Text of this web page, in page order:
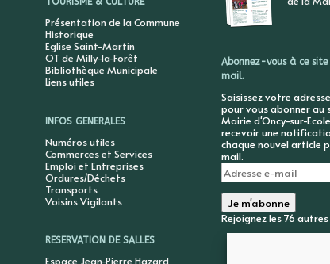
Présentation de la Commune
Historique
Eglise Saint-Martin
OT de Milly-la-Forêt
Bibliothèque Municipale
Liens utiles
INFOS GENERALES
Numéros utiles
Commerces et Services
Emploi et Entreprises
Ordures/Déchets
Transports
Voisins Vigilants
RESERVATION DE SALLES
Espace Jean-Pierre Hazard
Abonnez-vous à ce
mail.
Saisissez votre
pour vous abonner au
Mairie d'Oncy-sur-
recevoir une
chaque nouvel article
mail.
Adresse
e-
mail
Je m'abonne
Rejoignez les 76